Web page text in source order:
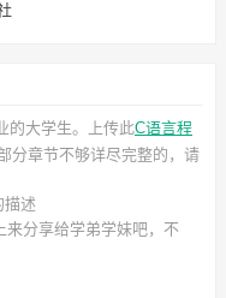
的大学生。上传此C语言程
分章节不够详尽完整的，请
描述
来分享给学弟学妹吧，不